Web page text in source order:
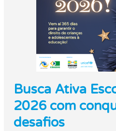
Busca Ativa
2026 com
desafios